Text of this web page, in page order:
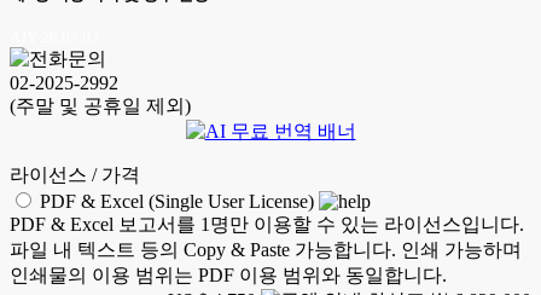
02-2025-2992
(주말 및 공휴일 제외)
라이선스 / 가격
PDF & Excel (Single User License)
PDF & Excel 보고서를 1명만 이용할 수 있는 라이선스입니다.
파일 내 텍스트 등의 Copy & Paste 가능합니다. 인쇄 가능하며
인쇄물의 이용 범위는 PDF 이용 범위와 동일합니다.